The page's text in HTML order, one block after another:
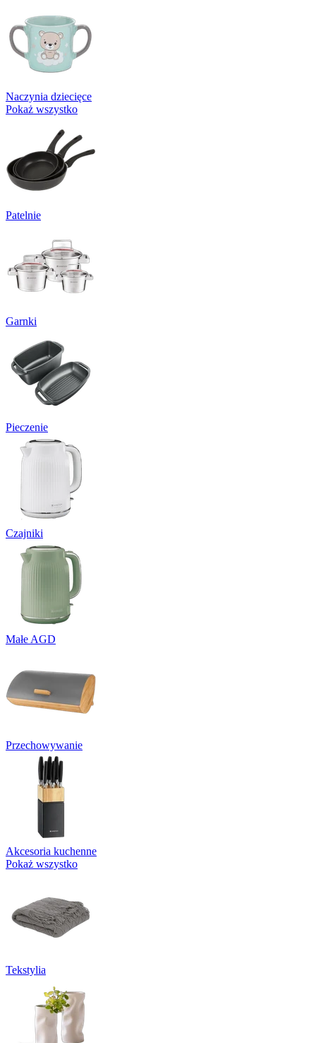
Naczynia dziecięce
Pokaż wszystko
Patelnie
Garnki
Pieczenie
Czajniki
Małe AGD
Przechowywanie
Akcesoria kuchenne
Pokaż wszystko
Tekstylia